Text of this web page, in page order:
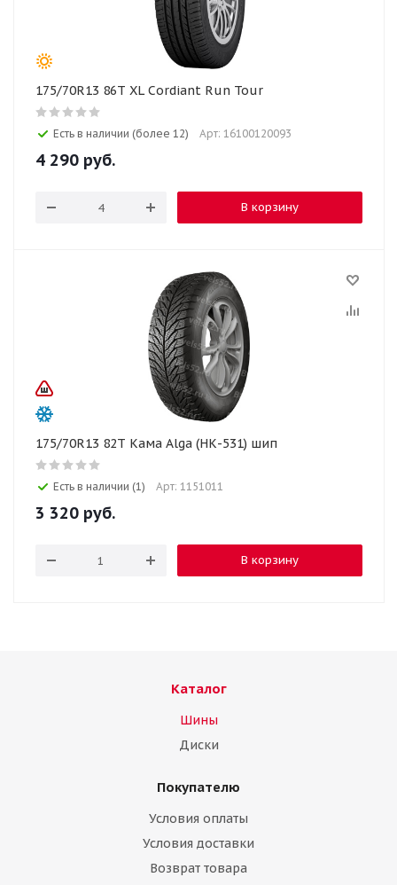
175/70R13 86T XL Cordiant Run Tour
Есть в наличии (более 12) Арт: 16100120093
4 290 руб.
В корзину
175/70R13 82T Кама Alga (НК-531) шип
Есть в наличии (1) Арт: 1151011
3 320 руб.
В корзину
Каталог
Шины
Диски
Покупателю
Условия оплаты
Условия доставки
Возврат товара